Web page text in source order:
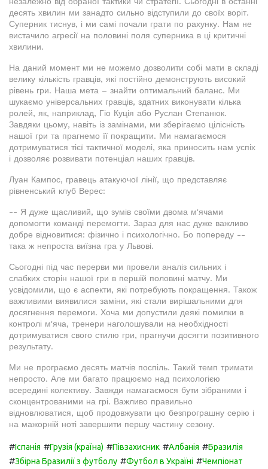
десять хвилин ми занадто сильно відступили до своїх воріт.
Суперник тиснув, і ми самі почали грати по рахунку. Нам не
вистачило агресії на половині поля суперника в ці критичні
хвилини.
На даний момент ми не можемо дозволити собі мати в складі
велику кількість гравців, які постійно демонструють високий
рівень гри. Наша мета – знайти оптимальний баланс. Ми
шукаємо універсальних гравців, здатних виконувати кілька
ролей, як, наприклад, Гіо Куція або Руслан Степанюк.
Завдяки цьому, навіть із замінами, ми зберігаємо цілісність
нашої гри та прагнемо її покращити. Ми намагаємося
дотримуватися тієї тактичної моделі, яка приносить нам успіх
і дозволяє розвивати потенціал наших гравців.
Луан Кампос, гравець атакуючої лінії, що представляє
рівненський клуб Верес:
-- Я дуже щасливий, що зумів своїми двома м'ячами
допомогти команді перемогти. Зараз для нас дуже важливо
добре відновитися: фізично і психологічно. Бо попереду --
така ж непроста виїзна гра у Львові.
Сьогодні під час перерви ми провели аналіз сильних і
слабких сторін нашої гри в першій половині матчу. Ми
усвідомили, що є аспекти, які потребують покращення. Також
важливими виявилися заміни, які стали вирішальними для
досягнення перемоги. Хоча ми допустили деякі помилки в
контролі м'яча, тренери наголошували на необхідності
дотримуватися свого стилю гри, прагнучи досягти позитивного
результату.
Ми не програємо десять матчів поспіль. Такий темп тримати
непросто. Але ми багато працюємо над психологією
всередині колективу. Завжди намагаємося бути зібраними і
сконцентрованими на грі. Важливо правильно
відновлюватися, щоб продовжувати цю безпрограшну серію і
на мажорній ноті завершити першу частину сезону.
#Іспанія #Грузія (країна) #Півзахисник #Албанія #Бразилія
#Збірна Бразилії з футболу #Футбол в Україні #Чемпіонат